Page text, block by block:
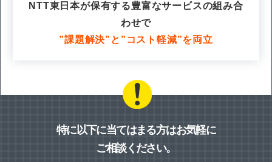
NTT東日本が保有する豊富なサービスの組み合
わせで
”課題解決”と”コスト軽減”を両立
特に以下に当てはまる方はお気軽に
ご相談ください。